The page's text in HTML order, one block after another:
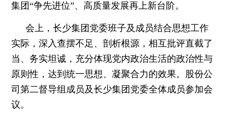
集团“争先进位”、高质量发展再上新台阶。
会上，长少集团党委班子及成员结合思想工作
实际，深入查摆不足、剖析根源，相互批评直截了
当、务实坦诚，充分体现党内政治生活的政治性与
原则性，达到统一思想、凝聚合力的效果。股份公
司第二督导组成员及长少集团党委全体成员参加会
议。